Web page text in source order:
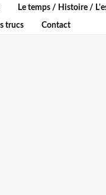
Le temps / Histoire /
trucs Contact